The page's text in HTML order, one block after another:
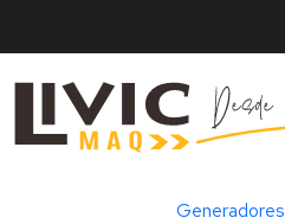
Generadores